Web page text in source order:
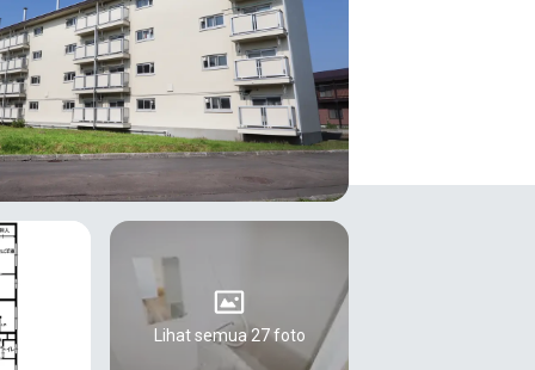
Lihat semua 27 foto